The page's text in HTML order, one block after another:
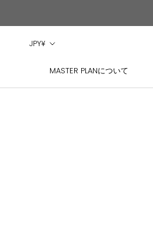
コ
MASTER PLANについて
MASTER PLANについて
通
JPY¥